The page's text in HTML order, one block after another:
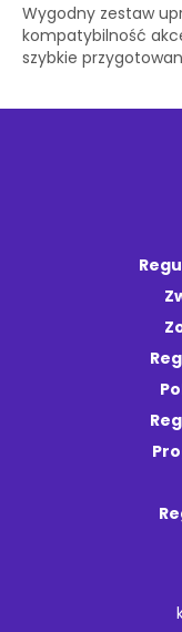
Wygodny zestaw
kompatybilność
szybkie